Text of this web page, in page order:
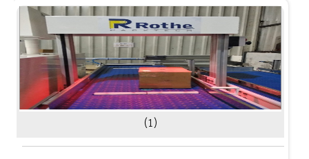
(1)